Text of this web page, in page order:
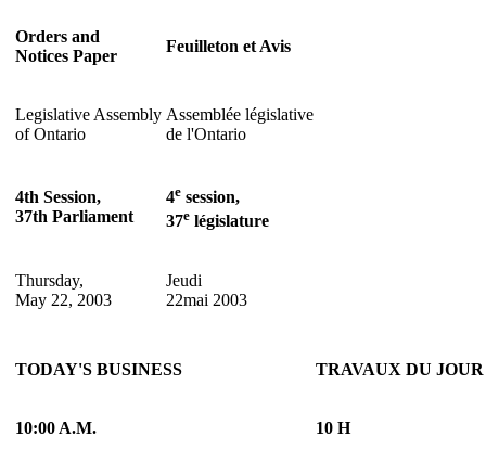
Orders and
Notices Paper
Feuilleton et Avis
Legislative Assembly
of Ontario
Assemblée législative
de l'Ontario
4th Session,
37th Parliament
4e session,
37e législature
Thursday,
May 22, 2003
Jeudi
22mai 2003
TODAY'S BUSINESS TRAVAUX DU JOUR
10:00 A.M. 10 H